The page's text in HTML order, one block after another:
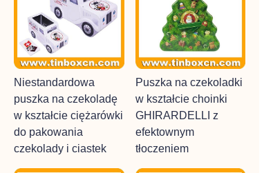
Niestandardowa
puszka na czekoladę
w kształcie ciężarówki
do pakowania
czekolady i ciastek
Puszka na czekoladki
w kształcie choinki
GHIRARDELLI z
efektownym
tłoczeniem